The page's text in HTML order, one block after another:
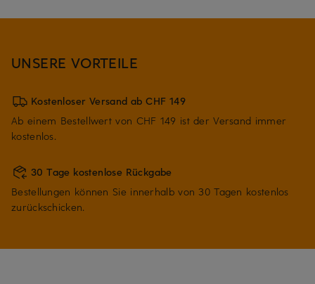
UNSERE VORTEILE
Kostenloser Versand ab CHF 149
Ab einem Bestellwert von CHF 149 ist der Versand immer
kostenlos.
30 Tage kostenlose Rückgabe
Bestellungen können Sie innerhalb von 30 Tagen kostenlos
zurückschicken.